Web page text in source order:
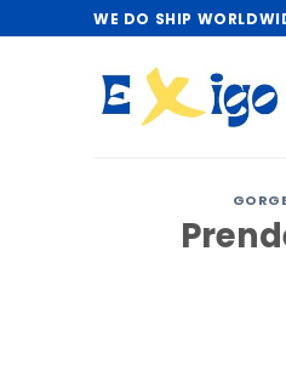
to
WE DO SHIP